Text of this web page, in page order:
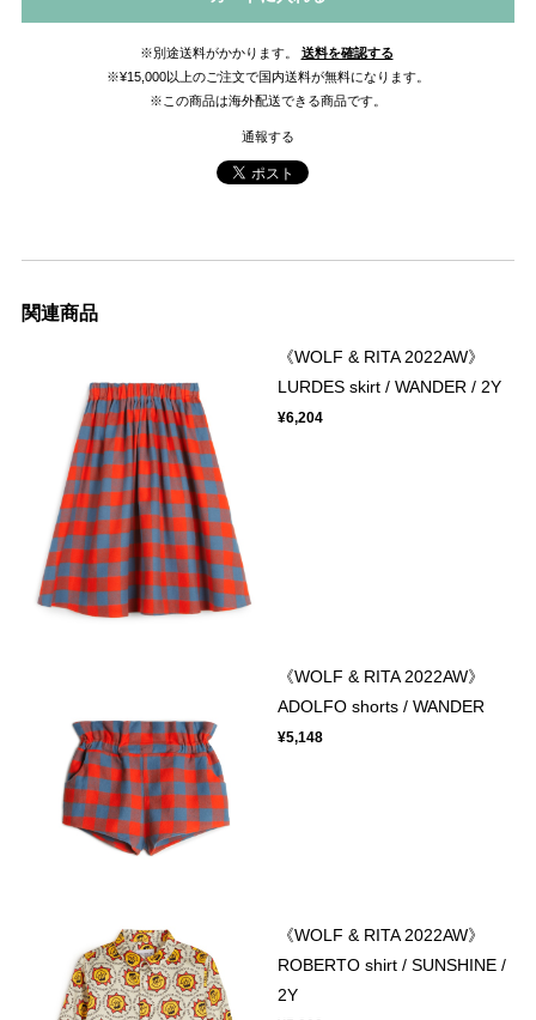
※別途送料がかかります。
送料を確認する
※¥15,000以上のご注文で国内送料が無料になります。
※この商品は海外配送できる商品です。
通報する
関連商品
《WOLF & RITA 2022AW》
LURDES skirt / WANDER / 2Y
¥6,204
《WOLF & RITA 2022AW》
ADOLFO shorts / WANDER
¥5,148
《WOLF & RITA 2022AW》
ROBERTO shirt / SUNSHINE /
2Y